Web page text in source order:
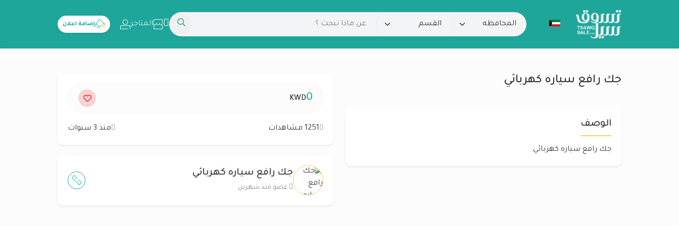
المتاجر إضافة اعلان
جك رافع سياره كهربائي
الوصف
جك رافع سياره كهربائي
0
KWD
1251 مشاهدات منذ 3 سنوات
جك رافع سياره كهربائي
عضو منذ شهرين